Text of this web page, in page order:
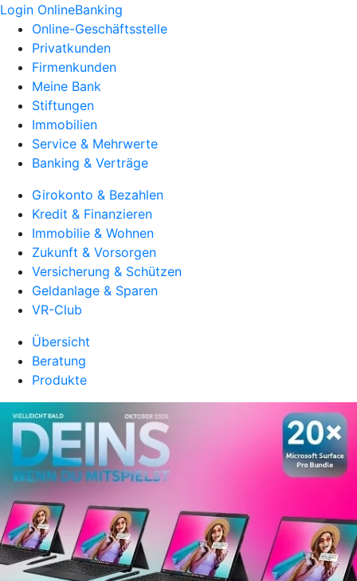
Login OnlineBanking
Online-Geschäftsstelle
Privatkunden
Firmenkunden
Meine Bank
Stiftungen
Immobilien
Service & Mehrwerte
Banking & Verträge
Girokonto & Bezahlen
Kredit & Finanzieren
Immobilie & Wohnen
Zukunft & Vorsorgen
Versicherung & Schützen
Geldanlage & Sparen
VR-Club
Übersicht
Beratung
Produkte